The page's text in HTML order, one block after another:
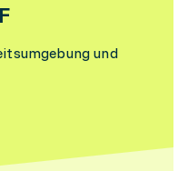
und